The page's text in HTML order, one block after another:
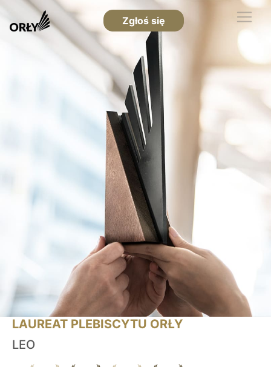
Zgłoś się
LAUREAT PLEBISCYTU ORŁY
LEO